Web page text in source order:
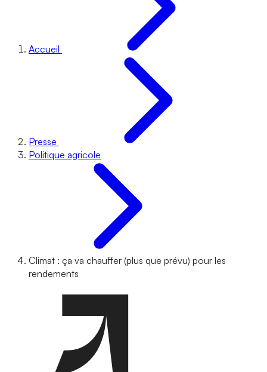
Accueil
Presse
Politique agricole
Climat : ça va chauffer (plus que prévu) pour les
rendements